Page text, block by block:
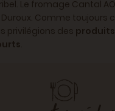
Le fromage Cantal
Comme toujours
privilégions des
.